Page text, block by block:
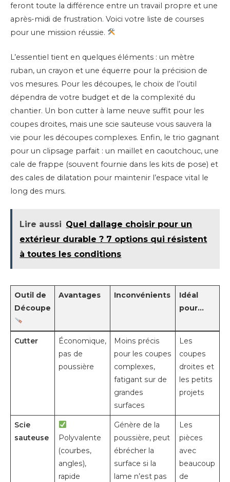
feront toute la différence entre un travail propre et une
après-midi de frustration. Voici votre liste de courses
pour une mission réussie.
L’essentiel tient en quelques éléments : un mètre
ruban, un crayon et une équerre pour la précision de
vos mesures. Pour les découpes, le choix de l’outil
dépendra de votre budget et de la complexité du
chantier. Un bon cutter à lame neuve suffit pour les
coupes droites, mais une scie sauteuse vous sauvera la
vie pour les découpes complexes. Enfin, le trio gagnant
pour un clipsage parfait : un maillet en caoutchouc, une
cale de frappe (souvent fournie dans les kits de pose) et
des cales de dilatation pour maintenir l’espace vital le
long des murs.
Lire aussi Quel dallage choisir pour un
extérieur durable ? 7 options qui résistent
à toutes les conditions
Outil de
Découpe
Avantages Inconvénients
Idéal
pour…
Cutter
Économique,
pas de
poussière
Moins précis
pour les coupes
complexes,
fatigant sur de
grandes
surfaces
Les
coupes
droites et
les petits
projets
Scie
sauteuse
Polyvalente
(courbes,
angles),
rapide
Génère de la
poussière, peut
ébrécher la
surface si la
lame n’est pas
Les
pièces
avec
beaucoup
de